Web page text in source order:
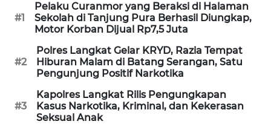
#1
Pelaku Curanmor yang Beraksi di Halaman
Sekolah di Tanjung Pura Berhasil Diungkap,
Motor Korban Dijual Rp7,5 Juta
#2
Polres Langkat Gelar KRYD, Razia Tempat
Hiburan Malam di Batang Serangan, Satu
Pengunjung Positif Narkotika
#3
Kapolres Langkat Rilis Pengungkapan
Kasus Narkotika, Kriminal, dan Kekerasan
Seksual Anak
KARING
NEWS
JURNAL
MARITIM
HUMBANG
NEWS